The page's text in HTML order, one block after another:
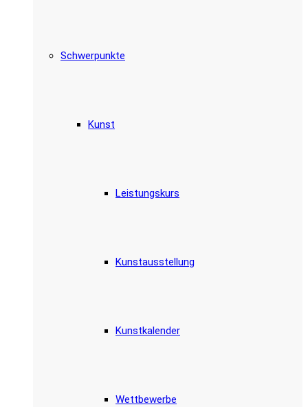
Schwerpunkte
Kunst
Leistungskurs
Kunstausstellung
Kunstkalender
Wettbewerbe